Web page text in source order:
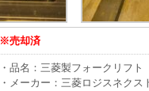
※売却済
・品名：三菱製フォークリフト
・メーカー：三菱ロジスネクス